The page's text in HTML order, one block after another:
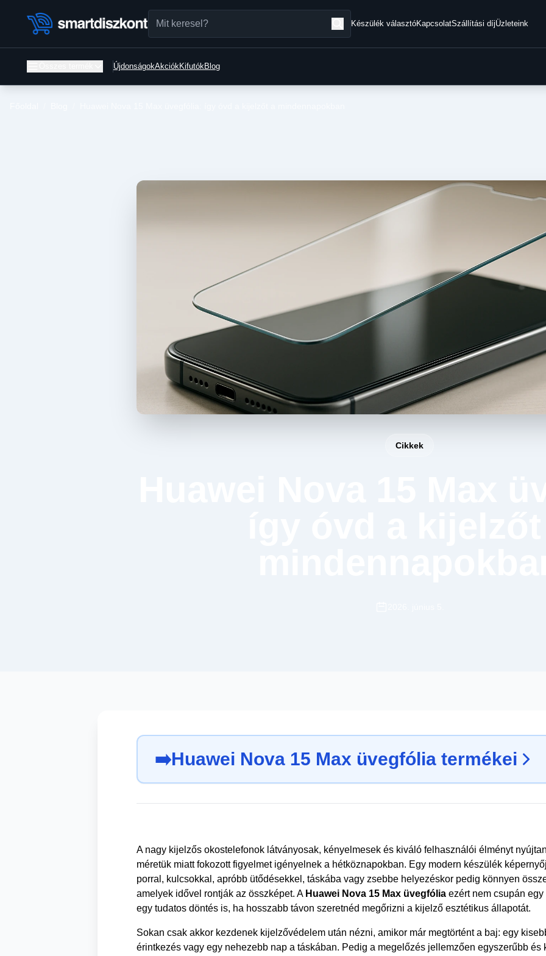
Készülék választóKapcsolatSzállítási díjÜzleteink
ÚjdonságokAkciókKifutókBlog
Cikkek
➡️Huawei Nova 15 Max üvegfólia termékei
A nagy kijelzős okostelefonok látványosak, kényelmesek és kiváló felhasználói élményt
méretük miatt fokozott figyelmet igényelnek a hétköznapokban. Egy modern készülék
porral, kulcsokkal, apróbb ütődésekkel, táskába vagy zsebbe helyezéskor pedig könnyen
amelyek idővel rontják az összképet. A Huawei Nova 15 Max üvegfólia ezért nem csupán
egy tudatos döntés is, ha hosszabb távon szeretnéd megőrizni a kijelző esztétikus állapotát.
Sokan csak akkor kezdenek kijelzővédelem után nézni, amikor már megtörtént a baj: egy
érintkezés vagy egy nehezebb nap a táskában. Pedig a megelőzés jellemzően egyszerűbb